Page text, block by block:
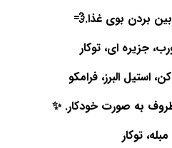
بردن بوی غذا.💨
جزیره ای، توکار
استیل البرز، فرامکو
به صورت خودکار. ✨
توکار